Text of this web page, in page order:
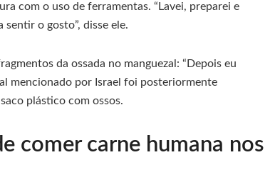
com o uso de ferramentas. “Lavei, preparei e
o gosto”, disse ele.
da ossada no manguezal: “Depois eu
mencionado por Israel foi posteriormente
plástico com ossos.
comer carne humana nos